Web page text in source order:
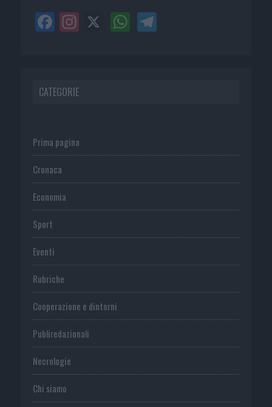
CATEGORIE
Prima pagina
Cronaca
Economia
Sport
Eventi
Rubriche
Cooperazione e dintorni
Publiredazionali
Necrologie
Chi siamo